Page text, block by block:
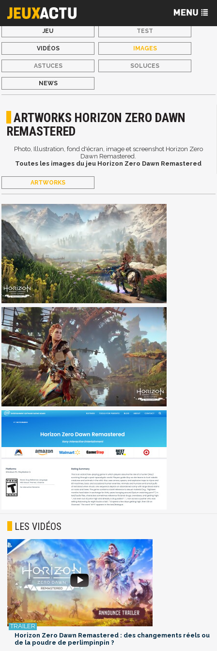
JEU TEST
VIDÉOS IMAGES
ASTUCES SOLUCES
NEWS
ARTWORKS HORIZON ZERO DAWN
REMASTERED
Photo, Illustration, fond d'écran, image et screenshot Horizon Zero
Dawn Remastered.
Toutes les images du jeu Horizon Zero Dawn Remastered
ARTWORKS
LES VIDÉOS
Horizon Zero Dawn Remastered : des changements réels ou
de la poudre de perlimpinpin ?